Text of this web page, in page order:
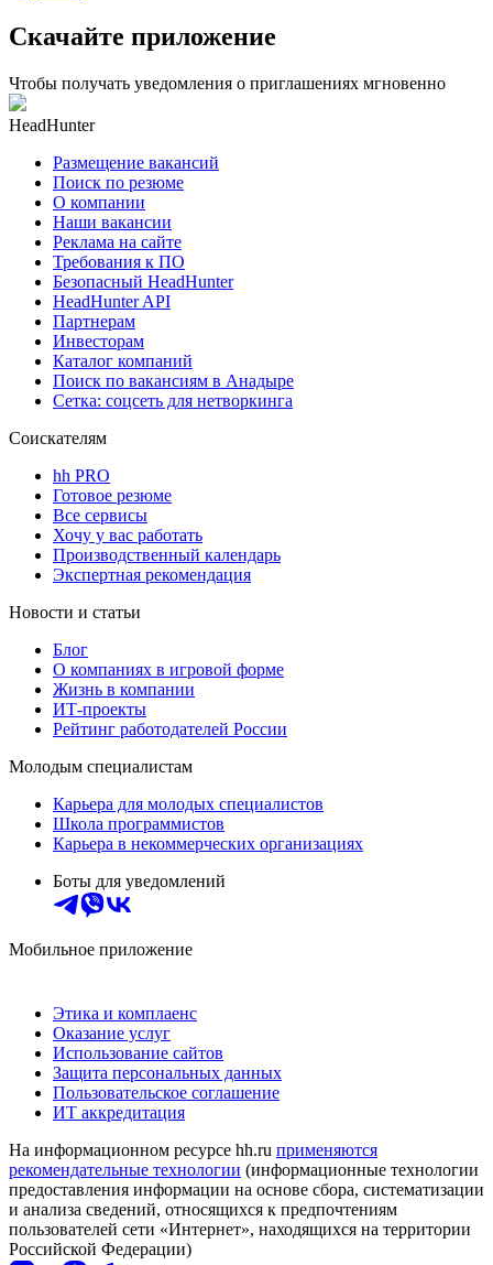
Скачайте приложение
Чтобы получать уведомления о приглашениях мгновенно
HeadHunter
Размещение вакансий
Поиск по резюме
О компании
Наши вакансии
Реклама на сайте
Требования к ПО
Безопасный HeadHunter
HeadHunter API
Партнерам
Инвесторам
Каталог компаний
Поиск по вакансиям в Анадыре
Сетка: соцсеть для нетворкинга
Соискателям
hh PRO
Готовое резюме
Все сервисы
Хочу у вас работать
Производственный календарь
Экспертная рекомендация
Новости и статьи
Блог
О компаниях в игровой форме
Жизнь в компании
ИТ-проекты
Рейтинг работодателей России
Молодым специалистам
Карьера для молодых специалистов
Школа программистов
Карьера в некоммерческих организациях
Боты для уведомлений
Мобильное приложение
Этика и комплаенс
Оказание услуг
Использование сайтов
Защита персональных данных
Пользовательское соглашение
ИТ аккредитация
На информационном ресурсе hh.ru применяются
рекомендательные технологии (информационные технологии
предоставления информации на основе сбора, систематизации
и анализа сведений, относящихся к предпочтениям
пользователей сети «Интернет», находящихся на территории
Российской Федерации)